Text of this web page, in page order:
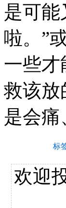
是可
啦。”
一些才
救该放
是会
标
欢迎